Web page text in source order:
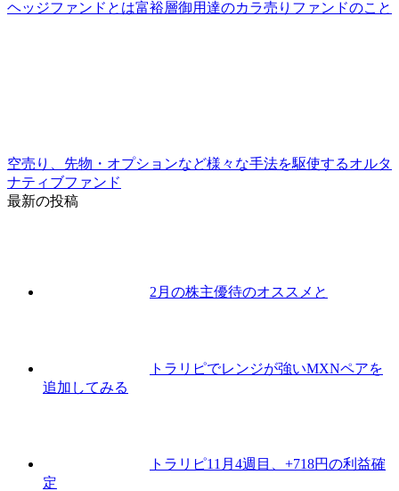
ヘッジファンドとは富裕層御用達のカラ売りファンドのこと
空売り、先物・オプションなど様々な手法を駆使するオルタ
ナティブファンド
最新の投稿
2月の株主優待のオススメと
トラリピでレンジが強いMXNペアを
追加してみる
トラリピ11月4週目、+718円の利益確
定